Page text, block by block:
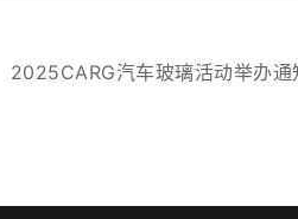
2025CARG汽车玻璃活动举办通